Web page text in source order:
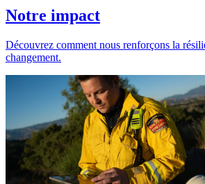
Notre impact
Découvrez comment nous renforçons la
changement.